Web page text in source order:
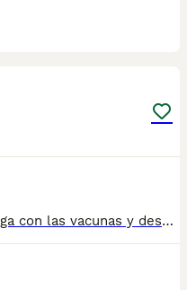
hembra de caniche toy se entrega con las vacunas y desparasitaciones correspondientes a su edad. puede venir a verlo sin compromiso escríbenos a 698979889 y le mandamos la foto actual Le enseñamos a los padres